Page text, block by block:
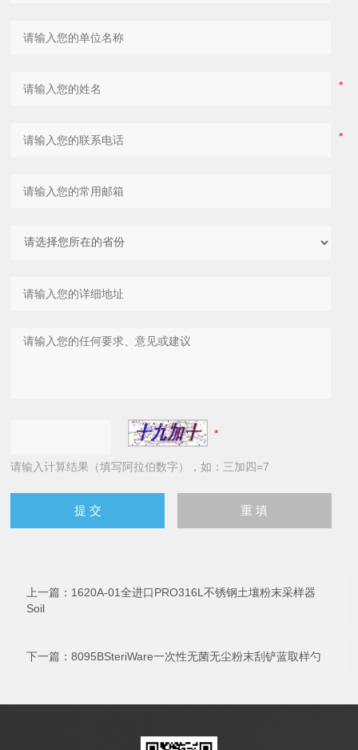
请输入计算结果（填写阿拉伯数字），如：三加四=7
上一篇： 1620A-01全进口PRO316L不锈钢土壤粉末采样器
Soil
下一篇：8095BSteriWare一次性无菌无尘粉末刮铲蓝取样勺